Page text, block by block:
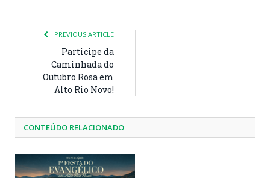
PREVIOUS ARTICLE
Participe da
Caminhada do
Outubro Rosa em
Alto Rio Novo!
CONTEÚDO RELACIONADO